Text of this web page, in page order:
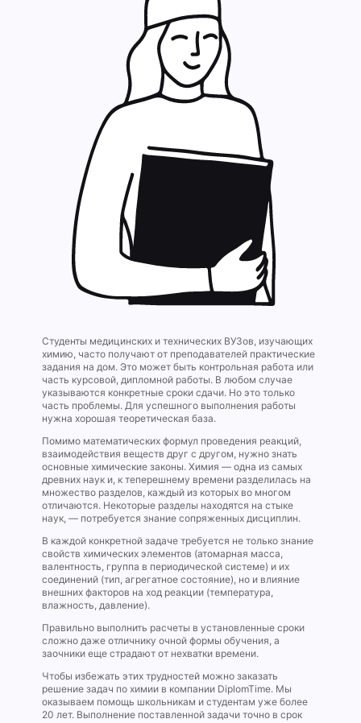
Студенты медицинских и технических ВУЗов, изучающих
химию, часто получают от преподавателей практические
задания на дом. Это может быть контрольная работа или
часть курсовой, дипломной работы. В любом случае
указываются конкретные сроки сдачи. Но это только
часть проблемы. Для успешного выполнения работы
нужна хорошая теоретическая база.
Помимо математических формул проведения реакций,
взаимодействия веществ друг с другом, нужно знать
основные химические законы. Химия — одна из самых
древних наук и, к теперешнему времени разделилась на
множество разделов, каждый из которых во многом
отличаются. Некоторые разделы находятся на стыке
наук, — потребуется знание сопряженных дисциплин.
В каждой конкретной задаче требуется не только знание
свойств химических элементов (атомарная масса,
валентность, группа в периодической системе) и их
соединений (тип, агрегатное состояние), но и влияние
внешних факторов на ход реакции (температура,
влажность, давление).
Правильно выполнить расчеты в установленные сроки
сложно даже отличнику очной формы обучения, а
заочники еще страдают от нехватки времени.
Чтобы избежать этих трудностей можно заказать
решение задач по химии в компании DiplomTime. Мы
оказываем помощь школьникам и студентам уже более
20 лет. Выполнение поставленной задачи точно в срок